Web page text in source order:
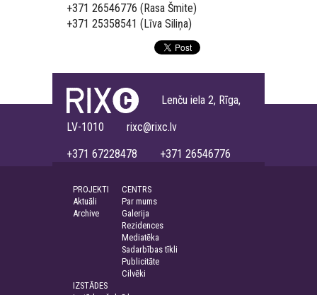
+371 26546776 (Rasa Šmite)
+371 25358541 (Līva Siliņa)
Lenču iela 2, Rīga,
LV-1010 rixc@rixc.lv
+371 67228478 +371 26546776
PROJEKTI
Aktuāli
Archive
CENTRS
Par mums
Galerija
Rezidences
Mediatēka
Sadarbības tīkli
Publicitāte
Cilvēki
IZSTĀDES